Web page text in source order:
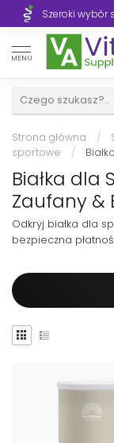
Szeroki wybór
MENU
Strona główna /
sportowe
/
Białka dla
Zaufany &
Odkryj białka dla
bezpieczna